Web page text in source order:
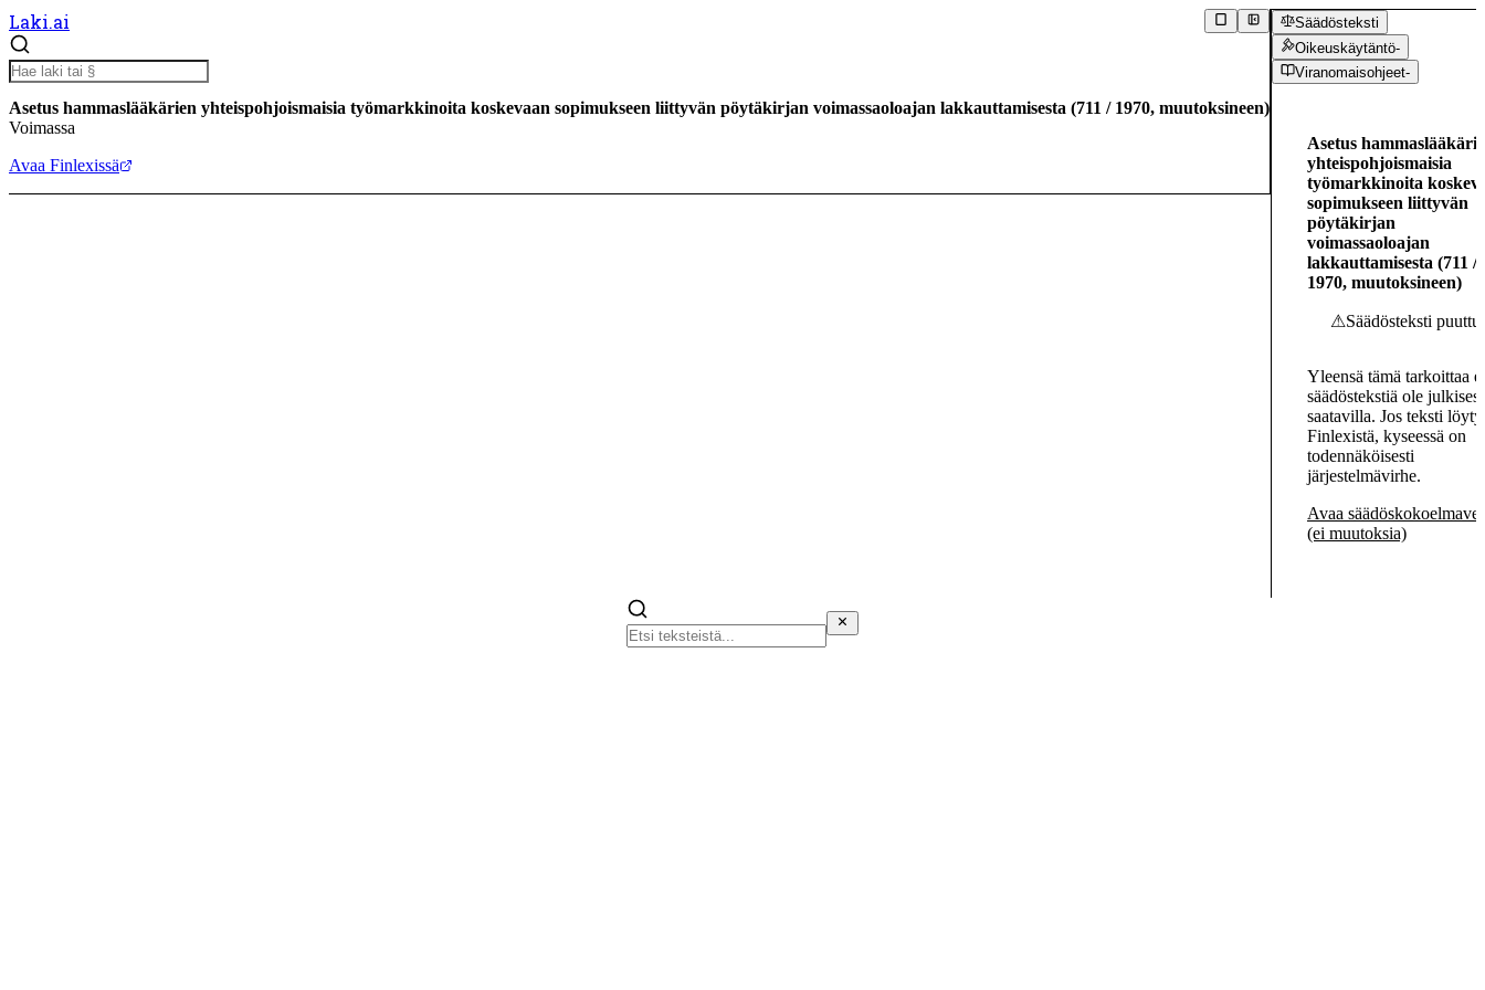
Laki.ai
Asetus hammaslääkärien yhteispohjoismaisia työmarkkinoita koskevaan sopimukseen liittyvän pöytäkirjan voimassaoloajan lakkauttamisesta (711 / 1970, muutoksineen)
Voimassa
Avaa Finlexissä
Säädösteksti
Oikeuskäytäntö-
Viranomaisohjeet-
Asetus
yhteispohjoismaisia
työmarkkinoita
sopimukseen liittyvän
pöytäkirjan
voimassaoloajan
lakkauttamisesta (711 /
1970, muutoksineen)
⚠Säädösteksti
Yleensä tämä tarkoittaa
säädöstekstiä ole
saatavilla. Jos teksti
Finlexistä, kyseessä on
todennäköisesti
järjestelmävirhe.
Avaa
(ei muutoksia)